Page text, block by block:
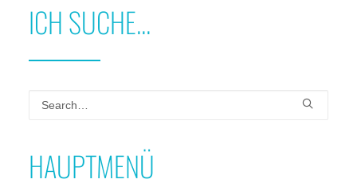
ICH SUCHE...
HAUPTMENÜ